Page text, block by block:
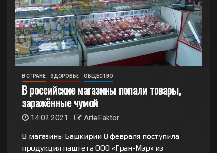
В СТРАНЕ ЗДОРОВЬЕ ОБЩЕСТВО
В российские магазины попали товары,
заражённые чумой
14.02.2021
ArteFaktor
В магазины Башкирии 8 февраля поступила
продукция паштета ООО «Гран-Мэр» из